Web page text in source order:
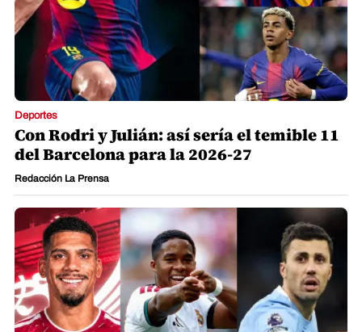
Deportes
Con Rodri y Julián: así sería el temible 11
del Barcelona para la 2026-27
Redacción La Prensa